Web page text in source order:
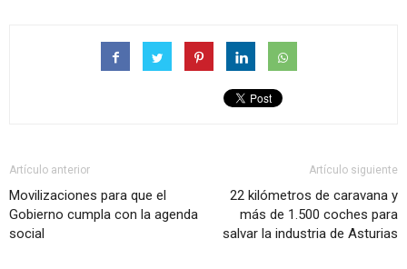
Artículo anterior
Movilizaciones para que el
Gobierno cumpla con la agenda
social
Artículo siguiente
22 kilómetros de caravana y
más de 1.500 coches para
salvar la industria de Asturias